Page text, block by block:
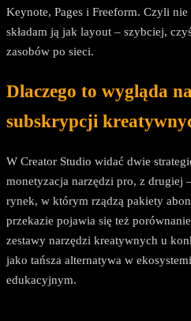
Keynote, Pages i Freeform. Czyli
składam ją jak layout – szybciej,
zasobów po sieci.
Dlaczego to wygląda
subskrypcji
W Creator Studio widać dwie
monetyzacja narzędzi pro, z drugiej
rynek, w którym rządzą pakiety
przekazie pojawia się też
zestawy narzędzi kreatywnych u
jako tańsza alternatywa w
edukacyjnym.